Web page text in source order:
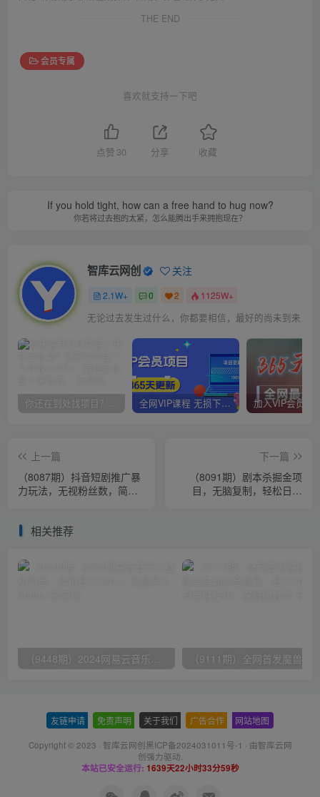
THE END
会员专属
喜欢就支持一下吧
点赞 30 分享 收藏
If you hold tight, how can a free hand to hug now?
你若将过去抱的太紧，怎么能腾出手来拥抱现在？
智库云网创 关注
2.1W+ 0 2 1125W+
无论过去发生过什么，你都要相信，最好的尚未到来
你还在到处找项目？还在当韭菜？我靠卖项目一个月收入5万+，曾经我也是个失败者。 全网VIP课程 无损下载~
上一篇
（8087期）抖音短剧推广暴
力玩法，无视粉丝数，简单
下一篇
（8091期）剧本杀掘金项
目，无脑复制，轻松日入
相关推荐
友链申请 免责声明 关于我们 广告合作 网站地图
Copyright © 2023 · 智库云网创黑ICP备2024031011号-1 · 由智库云网
创强力驱动.
本站已安全运行: 1639天22小时34分0秒